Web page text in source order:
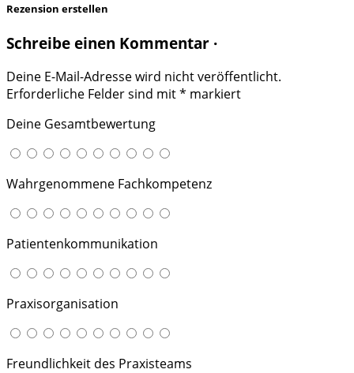
Rezension erstellen
Schreibe einen Kommentar ·
Deine E-Mail-Adresse wird nicht veröffentlicht.
Erforderliche Felder sind mit* markiert
Deine Gesamtbewertung
Wahrgenommene Fachkompetenz
Patientenkommunikation
Praxisorganisation
Freundlichkeit des Praxisteams